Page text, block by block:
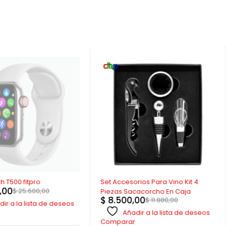
T500 fitpro
$25.600,00
a la lista de deseos
-28%
Set Accesorios Para Vino Kit 4
Piezas Sacacorcho En Caja
$11.880,00
$ 8.500,00
Añadir a la lista de deseos
Comparar